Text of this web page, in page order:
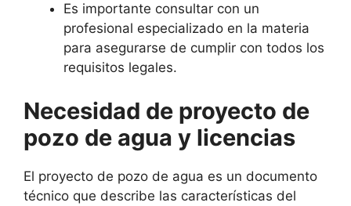
Es importante consultar con un
profesional especializado en la materia
para asegurarse de cumplir con todos los
requisitos legales.
Necesidad de proyecto de
pozo de agua y licencias
El proyecto de pozo de agua es un documento
técnico que describe las características del